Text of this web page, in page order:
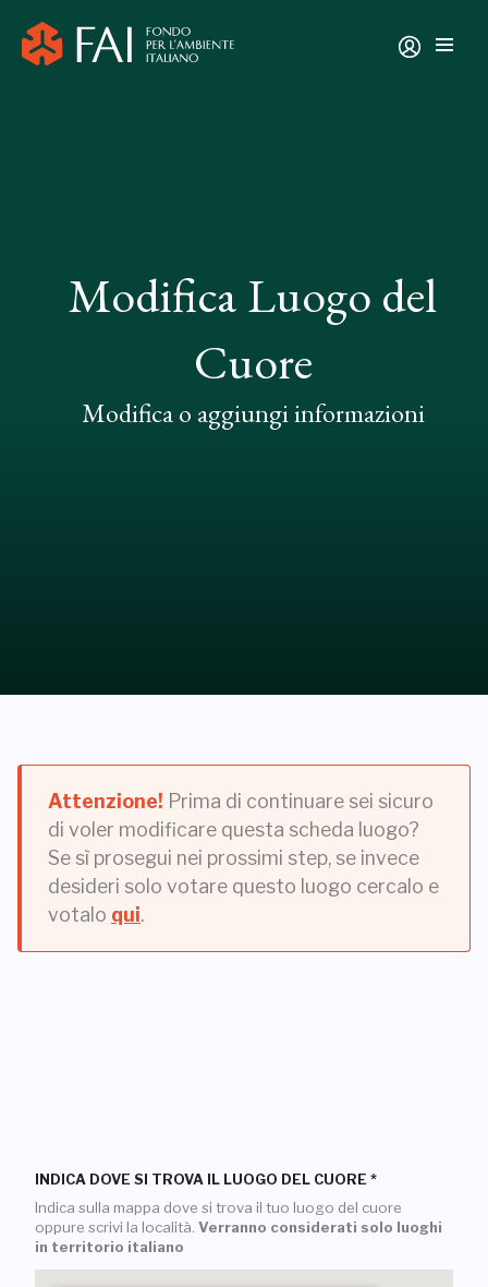
Modifica Luogo del
Cuore
Modifica o aggiungi informazioni
Attenzione! Prima di continuare sei sicuro
di voler modificare questa scheda luogo?
Se sì prosegui nei prossimi step, se invece
desideri solo votare questo luogo cercalo e
votalo qui.
INDICA DOVE SI TROVA IL LUOGO DEL CUORE *
Indica sulla mappa dove si trova il tuo luogo del cuore
oppure scrivi la località. Verranno considerati solo luoghi
in territorio italiano